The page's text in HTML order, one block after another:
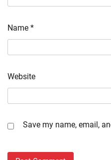
Name *
Website
Save my name, email,